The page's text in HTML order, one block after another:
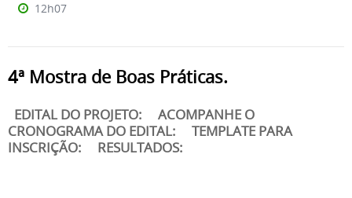
12h07
4ª Mostra de Boas Práticas.
EDITAL DO PROJETO: ACOMPANHE O
CRONOGRAMA DO EDITAL: TEMPLATE PARA
INSCRIÇÃO: RESULTADOS: